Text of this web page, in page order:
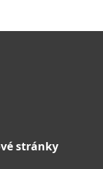
stránky